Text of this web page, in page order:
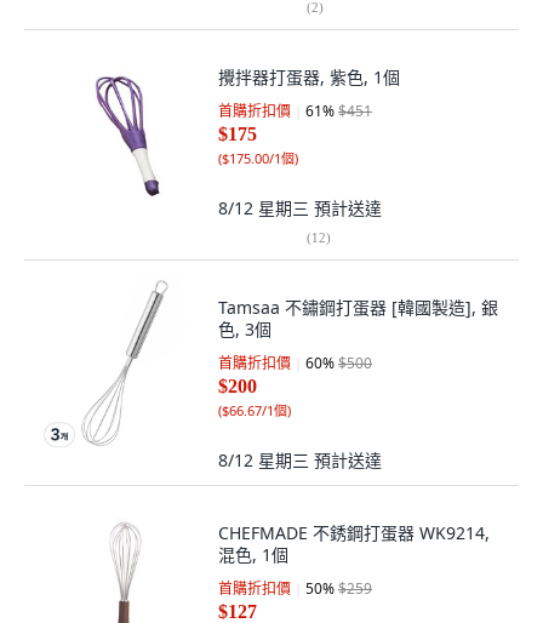
(2)
攪拌器打蛋器, 紫色, 1個
首購折扣價 61%$451
$175
($175.00/1個)
8/12 星期三 預計送達
(12)
Tamsaa 不鏽鋼打蛋器 [韓國製造], 銀
色, 3個
首購折扣價 60%$500
$200
($66.67/1個)
8/12 星期三 預計送達
CHEFMADE 不銹鋼打蛋器 WK9214,
混色, 1個
首購折扣價 50%$259
$127